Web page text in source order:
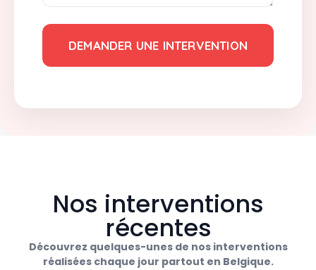
Nos interventions
récentes
Découvrez quelques-unes de nos interventions
réalisées chaque jour partout en Belgique.